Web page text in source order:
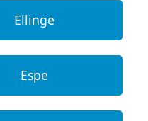
Ellinge
Espe